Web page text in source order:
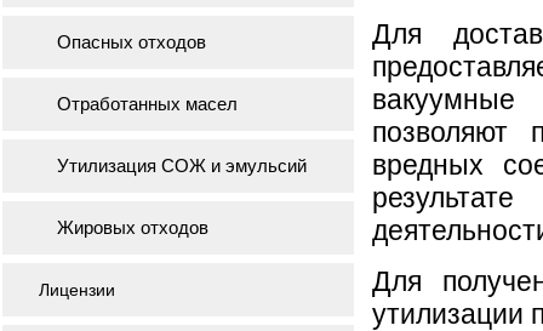
Для
позволяют
вредных
Для
утилизации
Опасных отходов
Отработанных масел
Утилизация СОЖ и эмульсий
Жировых отходов
Лицензии